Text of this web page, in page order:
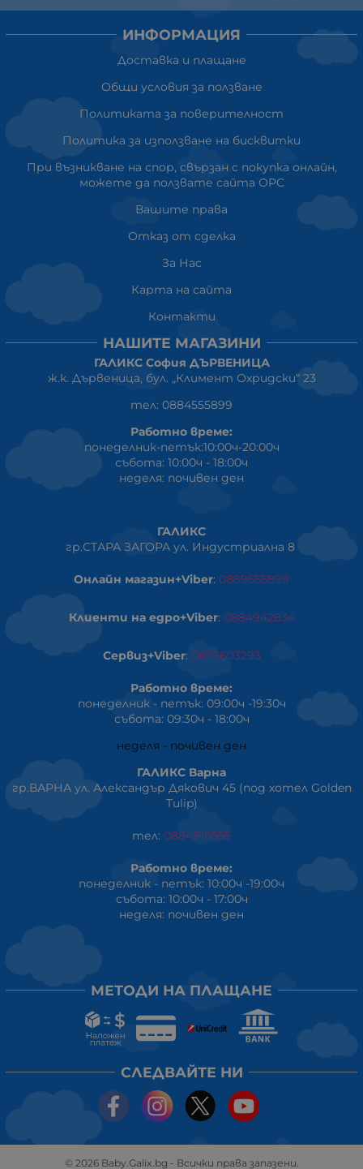
ИНФОРМАЦИЯ
Доставка и плащане
Общи условия за ползване
Политиката за поверителност
Политика за използване на бисквитки
При възникване на спор, свързан с покупка онлайн,
можете да ползвате сайта ОРС
Вашите права
Отказ от сделка
За Нас
Карта на сайта
Контакти
НАШИТЕ МАГАЗИНИ
ГАЛИКС София ДЪРВЕНИЦА
ж.к. Дървеница, бул. „Климент Охридски“ 23
тел: 0884555899
Работно време:
понеделник-петък:10:00ч-20:00ч
събота: 10:00ч - 18:00ч
неделя: почивен ден
ГАЛИКС
гр.СТАРА ЗАГОРА ул. Индустриална 8
Онлайн магазин+Viber: 0889555899
Клиенти на едро+Viber: 0884942834
Сервиз+Viber: 0879603293
Работно време:
понеделник - петък: 09:00ч -19:30ч
събота: 09:30ч - 18:00ч
неделя - почивен ден
ГАЛИКС Варна
гр.ВАРНА ул. Александър Дякович 45 (под хотел Golden
Tulip)
тел: 0884810555
Работно време:
понеделник - петък: 10:00ч -19:00ч
събота: 10:00ч - 17:00ч
неделя: почивен ден
МЕТОДИ НА ПЛАЩАНЕ
СЛЕДВАЙТЕ НИ
© 2026 Baby.Galix.bg - Всички права запазени.